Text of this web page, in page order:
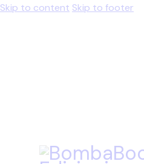
Skip to content Skip to footer